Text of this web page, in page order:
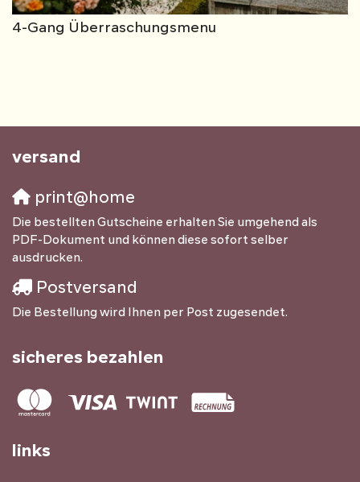
4-Gang Überraschungsmenu
versand
print@home
Die bestellten Gutscheine erhalten Sie umgehend als
PDF-Dokument und können diese sofort selber
ausdrucken.
Postversand
Die Bestellung wird Ihnen per Post zugesendet.
sicheres bezahlen
links